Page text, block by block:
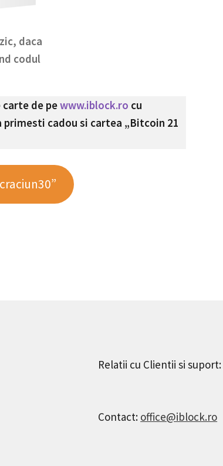
daca
codul
carte de pewww.iblock.ro cu
cadou si cartea „Bitcoin 21
Relatii cu Clientii si suport:
Contact: office@iblock.ro